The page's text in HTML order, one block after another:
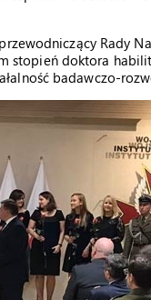
Rady
stopień doktora
badawczo-